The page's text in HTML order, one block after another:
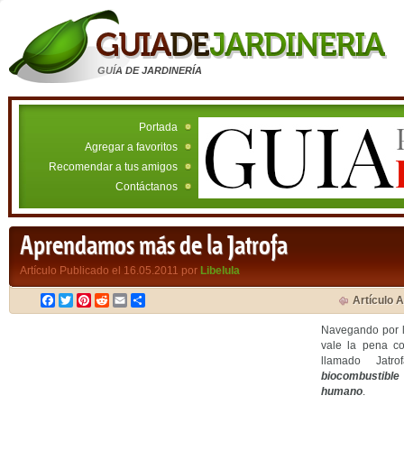
GUÍA DE JARDINERÍA
Portada
Agregar a favoritos
Recomendar a tus amigos
Contáctanos
Aprendamos más de la Jatrofa
Artículo Publicado el 16.05.2011 por Libelula
Facebook
TwitterPinterest
RedditEmail Artículo
Navegando
vale la pena
llamado
humano.